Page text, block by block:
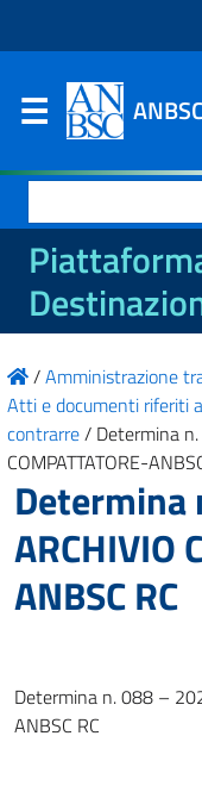
ANBSC
per:
/Amministrazione
Atti e documenti riferiti
contrarre/ Determina
COMPATTATORE-
Determina
ARCHIVIO
ANBSC RC
Determina n. 088 –
ANBSC RC